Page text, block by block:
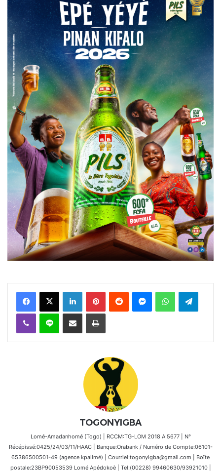
FacebookX Linkedin PinterestReddit MessengerWhatsAppTelegram
Viber Ligne Partager par email Imprimer
TOGONYIGBA
Lomé-Amadanhomé (Togo) | RCCM:TG-LOM 2018 A 5677 | N°
Récépissé:0425/24/03/11/HAAC | Banque:Orabank / Numéro de Compte:06101-
65386500501-49 (agence kpalimé) | Courriel:togonyigba@gmail.com | Boîte
postale:23BP90053539 Lomé Apédokoè | Tel:(00228) 99460630/93921010 |